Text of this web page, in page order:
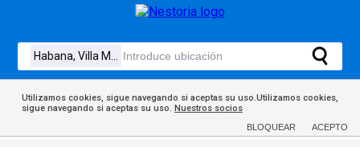
Utilizamos cookies, sigue navegando si aceptas su uso.Utilizamos cookies,
sigue navegando si aceptas su uso. Nuestros socios
BLOQUEAR ACEPTO